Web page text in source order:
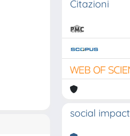
Citazioni
social impact